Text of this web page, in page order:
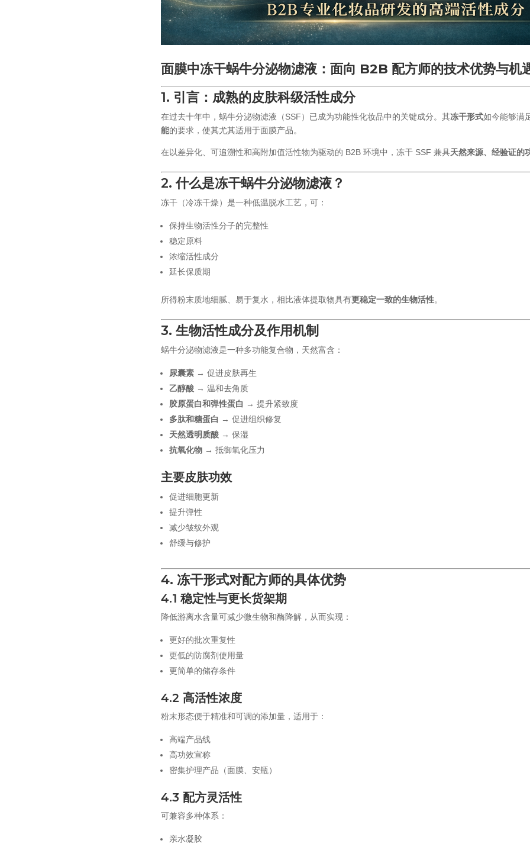
面膜中冻干蜗牛分泌物滤液：面向 B2B 配方师的技术优势与机
1. 引言：成熟的皮肤科级活性成分
在过去十年中，蜗牛分泌物滤液（SSF）已成为功能性化妆品中的关键成分。其冻干形式如今能够满
能的要求，使其尤其适用于面膜产品。
在以差异化、可追溯性和高附加值活性物为驱动的 B2B 环境中，冻干 SSF 兼具天然来源、经验证的
2. 什么是冻干蜗牛分泌物滤液？
冻干（冷冻干燥）是一种低温脱水工艺，可：
保持生物活性分子的完整性
稳定原料
浓缩活性成分
延长保质期
所得粉末质地细腻、易于复水，相比液体提取物具有更稳定一致的生物活性。
3. 生物活性成分及作用机制
蜗牛分泌物滤液是一种多功能复合物，天然富含：
尿囊素 → 促进皮肤再生
乙醇酸 → 温和去角质
胶原蛋白和弹性蛋白 → 提升紧致度
多肽和糖蛋白 → 促进组织修复
天然透明质酸 → 保湿
抗氧化物 → 抵御氧化压力
主要皮肤功效
促进细胞更新
提升弹性
减少皱纹外观
舒缓与修护
4. 冻干形式对配方师的具体优势
4.1 稳定性与更长货架期
降低游离水含量可减少微生物和酶降解，从而实现：
更好的批次重复性
更低的防腐剂使用量
更简单的储存条件
4.2 高活性浓度
粉末形态便于精准和可调的添加量，适用于：
高端产品线
高功效宣称
密集护理产品（面膜、安瓶）
4.3 配方灵活性
可兼容多种体系：
亲水凝胶